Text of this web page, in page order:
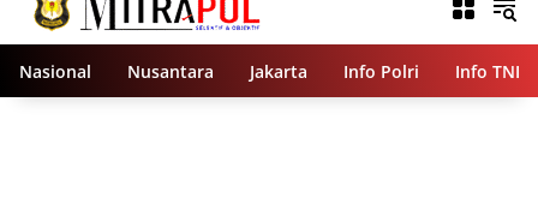
Nasional Nusantara Jakarta Info Polri Info TNI